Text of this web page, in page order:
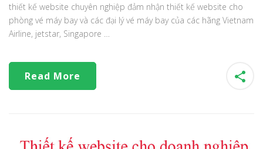
thiết kế website chuyên nghiệp đảm nhận thiết kế website cho
phòng vé máy bay và các đại lý vé máy bay của các hãng Vietnam
Airline, jetstar, Singapore …
Read More